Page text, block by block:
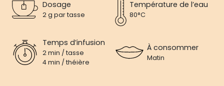
Dosage
2 g par tasse
Température de l’eau
80°C
Temps d’infusion
2 min / tasse
4 min / théière
À consommer
Matin